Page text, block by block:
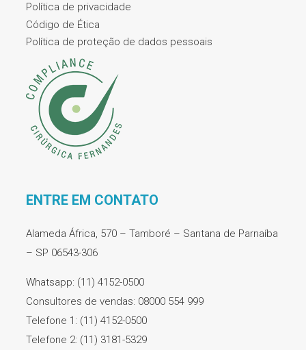
Política de privacidade
Código de Ética
Política de proteção de dados pessoais
ENTRE EM CONTATO
Alameda África, 570 – Tamboré – Santana de Parnaíba
– SP 06543-306
Whatsapp: (11) 4152-0500
Consultores de vendas: 08000 554 999
Telefone 1: (11) 4152-0500
Telefone 2: (11) 3181-5329